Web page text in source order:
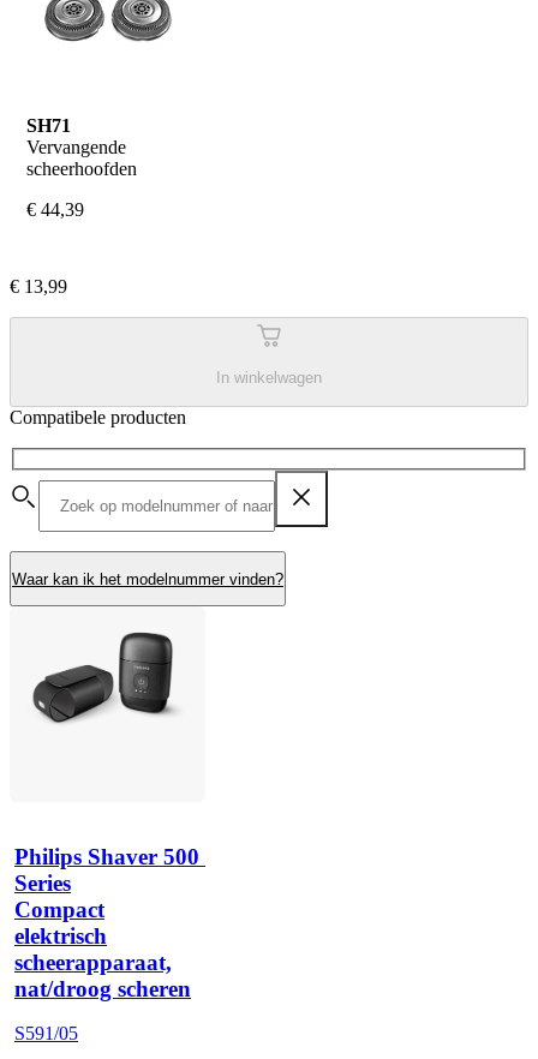
SH71
Vervangende
scheerhoofden
€ 44,39
€ 13,99
In winkelwagen
Compatibele producten
Waar kan ik het modelnummer vinden?
Philips Shaver 500
Series
Compact
elektrisch
scheerapparaat,
nat/droog scheren
S591/05